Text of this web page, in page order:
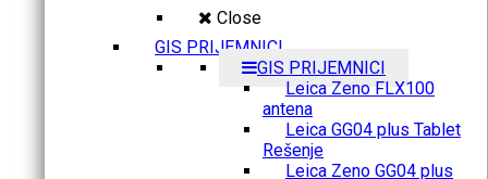
Close
GIS PRIJEMNICI
GIS PRIJEMNICI
Leica Zeno FLX100
antena
Leica GG04 plus Tablet
Rešenje
Leica Zeno GG04 plus